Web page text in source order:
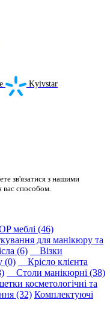
Kyivstar
зв'язатися з нашими
вас способом.
меблі (46)
для манікюру та
(6)
Візки
(0)
Крісло клієнта
Столи манікюрні (38)
косметологічні та
(32) Комплектуючі